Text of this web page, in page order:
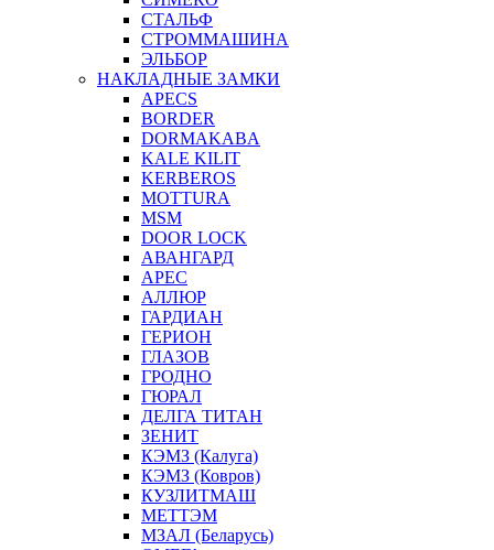
СТАЛЬФ
СТРОММАШИНА
ЭЛЬБОР
НАКЛАДНЫЕ ЗАМКИ
APECS
BORDER
DORMAKABA
KALE KILIT
KERBEROS
MOTTURA
MSM
DOOR LOCK
АВАНГАРД
АРЕС
АЛЛЮР
ГАРДИАН
ГЕРИОН
ГЛАЗОВ
ГРОДНО
ГЮРАЛ
ДЕЛГА ТИТАН
ЗЕНИТ
КЭМЗ (Калуга)
КЭМЗ (Ковров)
КУЗЛИТМАШ
МЕТТЭМ
МЗАЛ (Беларусь)